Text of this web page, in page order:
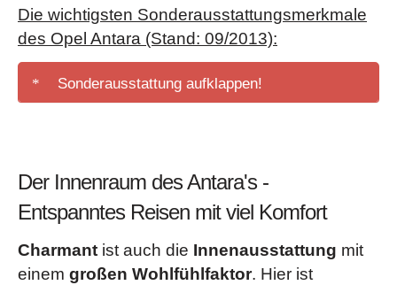
Außenspiegel(elektrisch einstell- und beheizbar,
manuell anklappbar)
Geschwindigkeitsregler
(ab "Cosmo")
Leuchtweitenregulierung
Innen- und Leseleuchten vorn und hinten
Klimaanlage
Die wichtigsten Sonderausstattungsmerkmale
des Opel Antara (Stand: 09/2013):
Sonderausstattung aufklappen!
Scheinwerfer-Reinigungsanlage, Reifendruck-
Kontrollsystem, Außenspiegel, elektrisch einstell-, beheiz-
und anklappbar, Innenpiegel automatisch abblendend,
Beifahrersitz, umklappbar)
Design Edition-Paket (Bordcomputer, Parkpilot,
Der Innenraum des Antara's -
Entspanntes Reisen mit viel Komfort
Charmant ist auch die Innenausstattung mit
einem großen Wohlfühlfaktor. Hier ist